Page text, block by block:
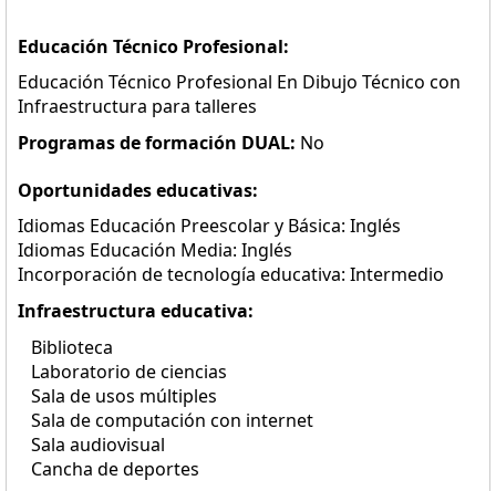
Educación Técnico Profesional:
Educación Técnico Profesional En Dibujo Técnico con
Infraestructura para talleres
Programas de formación DUAL: No
Oportunidades educativas:
Idiomas Educación Preescolar y Básica: Inglés
Idiomas Educación Media: Inglés
Incorporación de tecnología educativa: Intermedio
Infraestructura educativa:
Biblioteca
Laboratorio de ciencias
Sala de usos múltiples
Sala de computación con internet
Sala audiovisual
Cancha de deportes